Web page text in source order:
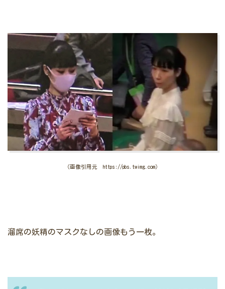
（画像引用元 https://pbs.twimg.com）
溜席の妖精のマスクなしの画像もう一枚。